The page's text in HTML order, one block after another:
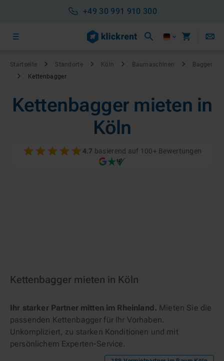
+49 30 991 910 300
Startseite Standorte Köln Baumaschinen
Bagger
Kettenbagger
Kettenbagger mieten in
Köln
4.7 basierend auf 100+ Bewertungen
Kettenbagger mieten in Köln
Ihr starker Partner mitten im Rheinland. Mieten Sie die
passenden Kettenbagger für Ihr Vorhaben.
Unkompliziert, zu starken Konditionen und mit
persönlichem Experten-Service.